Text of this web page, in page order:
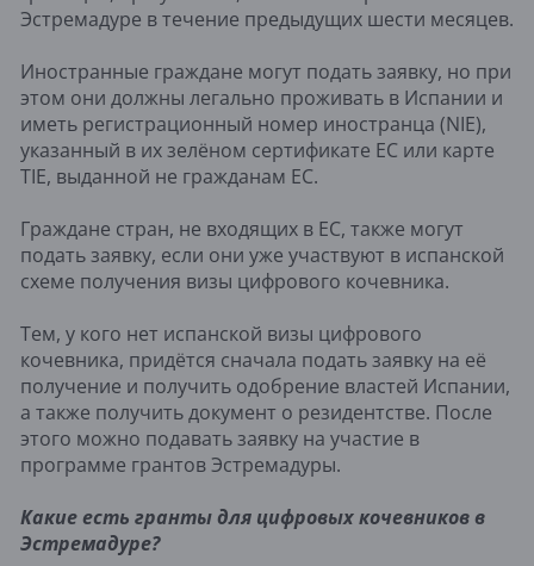
Эстремадуре в течение предыдущих шести месяцев.
Иностранные граждане могут подать заявку, но при
этом они должны легально проживать в Испании и
иметь регистрационный номер иностранца (NIE),
указанный в их зелёном сертификате ЕС или карте
TIE, выданной не гражданам ЕС.
Граждане стран, не входящих в ЕС, также могут
подать заявку, если они уже участвуют в испанской
схеме получения визы цифрового кочевника.
Тем, у кого нет испанской визы цифрового
кочевника, придётся сначала подать заявку на её
получение и получить одобрение властей Испании,
а также получить документ о резидентстве. После
этого можно подавать заявку на участие в
программе грантов Эстремадуры.
Какие есть гранты для цифровых кочевников в
Эстремадуре?